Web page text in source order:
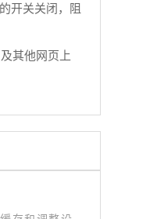
开关关闭，阻
其他网页上